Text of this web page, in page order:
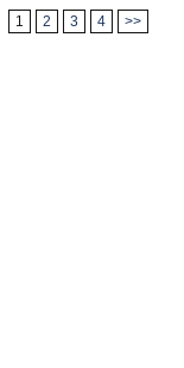
1
2 3 4 >>